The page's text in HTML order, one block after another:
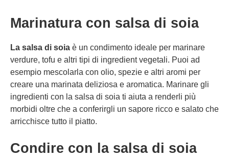
Marinatura con salsa di soia
La salsa di soia è un condimento ideale per marinare
verdure, tofu e altri tipi di ingredient vegetali. Puoi ad
esempio mescolarla con olio, spezie e altri aromi per
creare una marinata deliziosa e aromatica. Marinare gli
ingredienti con la salsa di soia ti aiuta a renderli più
morbidi oltre che a conferirgli un sapore ricco e salato che
arricchisce tutto il piatto.
Condire con la salsa di soia